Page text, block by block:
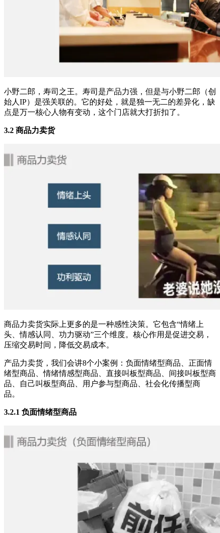
小野二郎，寿司之王。寿司是产品力强，但是与小野二郎（创
始人IP）是强关联的。它的好处，就是独一无二的差异化，缺
点是万一核心人物有变动，这个门店就大打折扣了。
3.2 商品力卖货
商品力卖货实际上更多的是一种感性决策。它包含“情绪上
头、情感认同、功力驱动”三个维度。核心作用是促进交易，
压缩交易时间，降低交易成本。
产品力卖货，我们会讲8个小案例：负面情绪型商品、正面情
绪型商品、情绪情感型商品、直接叫板型商品、间接叫板型商
品、自己叫板型商品、用户参与型商品、社会化传播型商
品。
3.2.1 负面情绪型商品